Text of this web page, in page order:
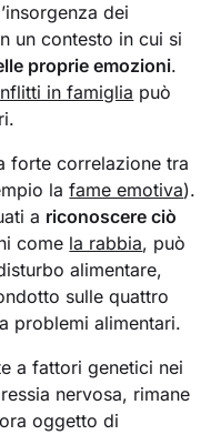
dei
un contesto in cui si
proprie emozioni.
in famiglia può
forte correlazione tra
lafame emotiva).
a riconoscere ciò
come la rabbia, può
alimentare,
sulle quattro
problemi alimentari.
a fattori genetici nei
nervosa, rimane
oggetto di